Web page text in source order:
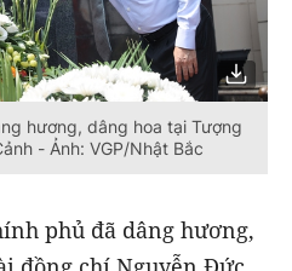
hương, dâng hoa tại Tượng
- Ảnh: VGP/Nhật Bắc
phủ đã dâng hương,